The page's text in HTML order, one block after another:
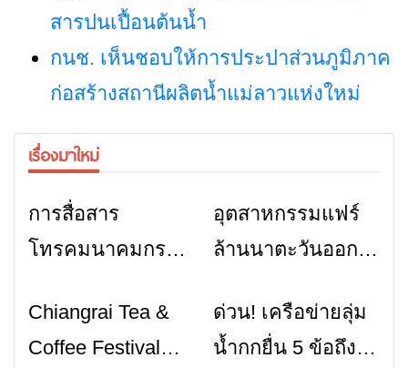
สารปนเปื้อนต้นน้ำ
กนช. เห็นชอบให้การประปาส่วนภูมิภาค
ก่อสร้างสถานีผลิตน้ำแม่ลาวแห่งใหม่
เรื่องมาใหม่
การสื่อสาร
โทรคมนาคมกรณี
เมื่อสัญญาณขาด
การสื่อสารต้องไม่
ข่าวเชียงราย
อุตสาหกรรมแฟร์
ล้านนาตะวันออก
สินค้าเด่น และ
เสน่ห์วัฒนธรรม
ข่าวเชียงราย
Chiangrai Tea &
Coffee Festival
ข่าวเชียงราย
ด่วน! เครือข่ายลุ่ม
น้ำกกยื่น 5 ข้อถึง